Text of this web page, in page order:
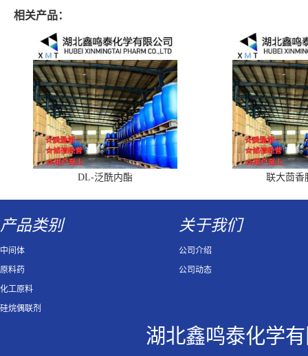
相关产品：
DL-泛酰内酯 联大茴香
产品类别
中间体
原料药
化工原料
硅烷偶联剂
关于我们
公司介绍
公司动态
湖北鑫鸣泰化学